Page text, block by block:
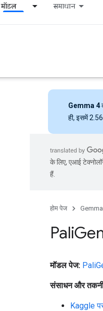
मॉडल समाधान
Gemma 4
ही, इसमें
के लिए, एआई
हैं.
होम पेज Gemma
Pali
मॉडल पेज:
संसाधन और
Kaggle